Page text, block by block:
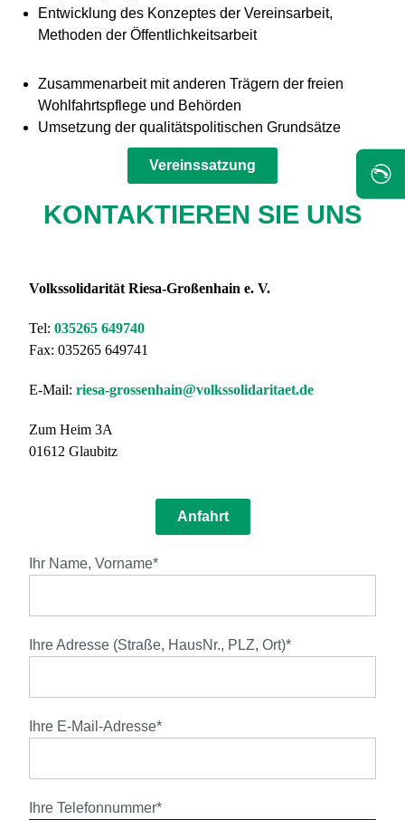
Entwicklung des Konzeptes der Vereinsarbeit,
Methoden der Öffentlichkeitsarbeit
Zusammenarbeit mit anderen Trägern der freien
Wohlfahrtspflege und Behörden
Umsetzung der qualitätspolitischen Grundsätze
Vereinssatzung
KONTAKTIEREN SIE UNS
Volkssolidarität Riesa-Großenhain e. V.
Tel: 035265 649740
Fax: 035265 649741
E-Mail: riesa-grossenhain@volkssolidaritaet.de
Zum Heim 3A
01612 Glaubitz
Anfahrt
Ihr Name, Vorname*
Ihre Adresse (Straße, HausNr., PLZ, Ort)*
Ihre E-Mail-Adresse*
Ihre Telefonnummer*
✆